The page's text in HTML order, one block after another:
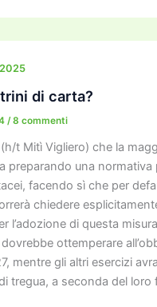
ai
l
ai
l
st
o
o
e
gr
p
y
di carta?
/8 commenti
(h/t Mitì Vigliero) che la
preparando una normativa
facendo sì che per
chiedere
l’adozione di questa
ottemperare
mentre gli altri esercizi
tregua, a seconda del loro